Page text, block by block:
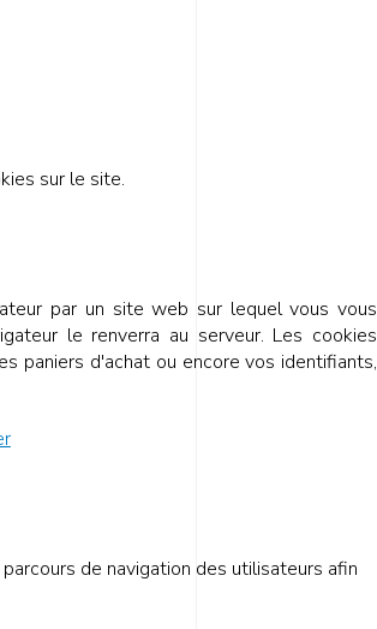
sur le site.
par un site web sur lequel vous vous
le renverra au serveur. Les cookies
paniers d'achat ou encore vos identifiants,
de navigation des utilisateurs afin